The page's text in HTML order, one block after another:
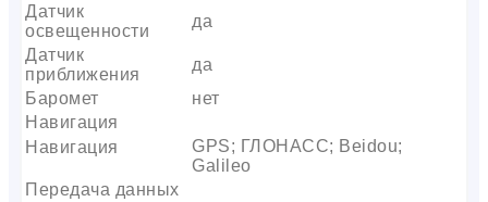
Датчик
освещенности
да
Датчик
приближения
да
Баромет
нет
Навигация
Навигация
GPS; ГЛОНАСС; Beidou;
Galileo
Передача данных